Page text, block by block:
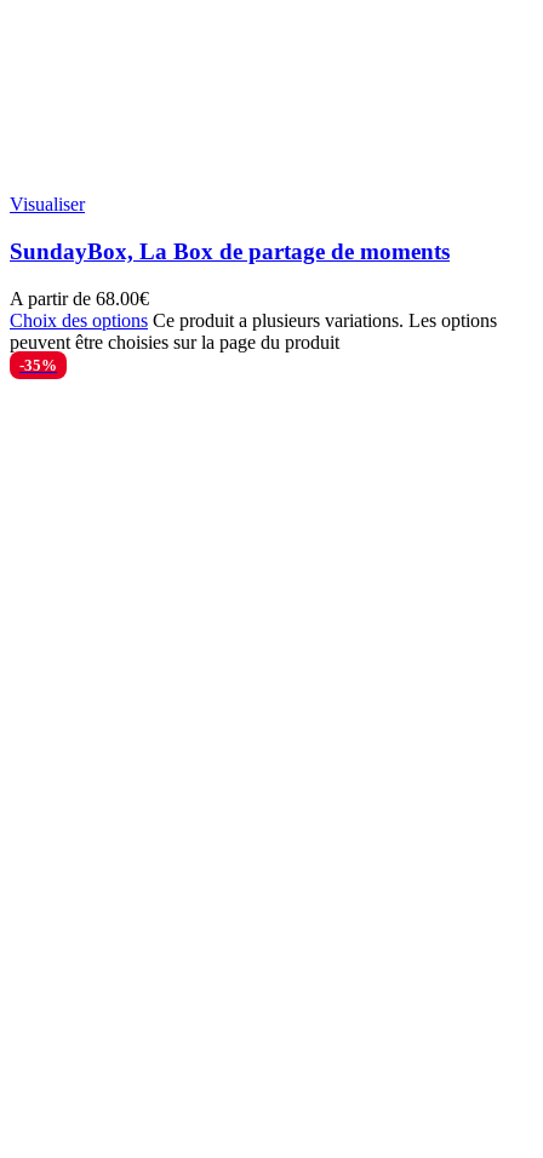
Visualiser
SundayBox, La Box de partage de moments
A partir de 68.00€
Choix des options Ce produit a plusieurs variations. Les options
peuvent être choisies sur la page du produit
-35%